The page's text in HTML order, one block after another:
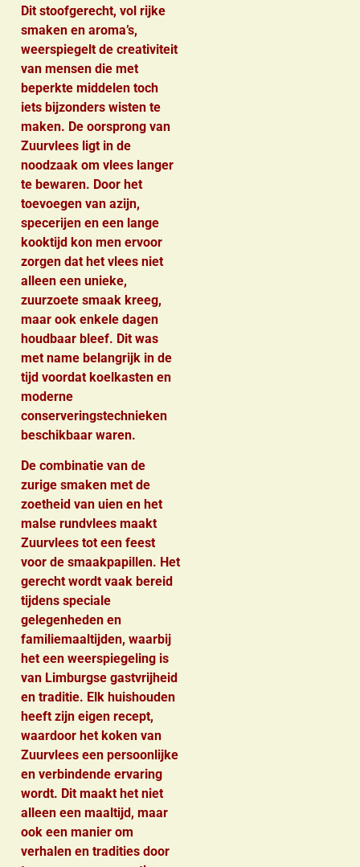
Dit stoofgerecht, vol rijke
smaken en aroma’s,
weerspiegelt de creativiteit
van mensen die met
beperkte middelen toch
iets bijzonders wisten te
maken. De oorsprong van
Zuurvlees ligt in de
noodzaak om vlees langer
te bewaren. Door het
toevoegen van azijn,
specerijen en een lange
kooktijd kon men ervoor
zorgen dat het vlees niet
alleen een unieke,
zuurzoete smaak kreeg,
maar ook enkele dagen
houdbaar bleef. Dit was
met name belangrijk in de
tijd voordat koelkasten en
moderne
conserveringstechnieken
beschikbaar waren.
De combinatie van de
zurige smaken met de
zoetheid van uien en het
malse rundvlees maakt
Zuurvlees tot een feest
voor de smaakpapillen. Het
gerecht wordt vaak bereid
tijdens speciale
gelegenheden en
familiemaaltijden, waarbij
het een weerspiegeling is
van Limburgse gastvrijheid
en traditie. Elk huishouden
heeft zijn eigen recept,
waardoor het koken van
Zuurvlees een persoonlijke
en verbindende ervaring
wordt. Dit maakt het niet
alleen een maaltijd, maar
ook een manier om
verhalen en tradities door